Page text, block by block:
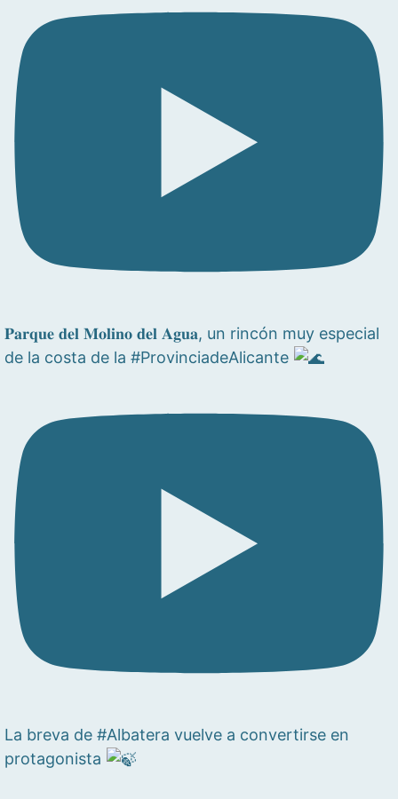
𝐏𝐚𝐫𝐪𝐮𝐞 𝐝𝐞𝐥 𝐌𝐨𝐥𝐢𝐧𝐨 𝐝𝐞𝐥 𝐀𝐠𝐮𝐚, un rincón muy especial
de la costa de la #ProvinciadeAlicante
La breva de #Albatera vuelve a convertirse en
protagonista